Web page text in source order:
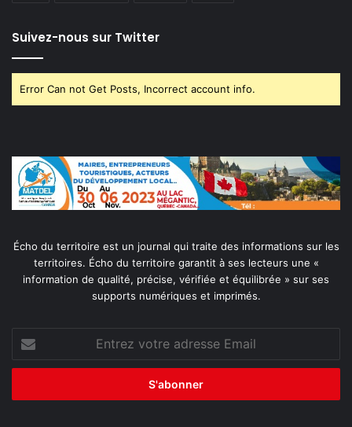
Suivez-nous sur Twitter
Error Can not Get Posts, Incorrect account info.
Écho du territoire est un journal qui traite des informations sur les
territoires. Écho du territoire garantit à ses lecteurs une «
information de qualité, précise, vérifiée et équilibrée » sur ses
supports numériques et imprimés.
Entrez
votre
adresse